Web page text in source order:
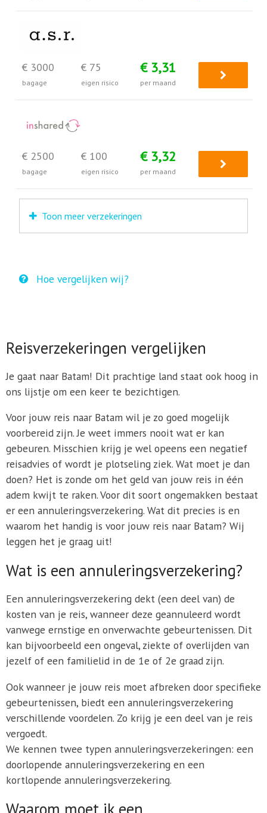
€ 3000
bagage
€ 75
eigen risico
€ 3,31
per maand
€ 2500
bagage
€ 100
eigen risico
€ 3,32
per maand
Toon meer verzekeringen
Hoe vergelijken wij?
Reisverzekeringen vergelijken
Je gaat naar Batam! Dit prachtige land staat ook hoog in
ons lijstje om een keer te bezichtigen.
Voor jouw reis naar Batam wil je zo goed mogelijk
voorbereid zijn. Je weet immers nooit wat er kan
gebeuren. Misschien krijg je wel opeens een negatief
reisadvies of wordt je plotseling ziek. Wat moet je dan
doen? Het is zonde om het geld van jouw reis in één
adem kwijt te raken. Voor dit soort ongemakken bestaat
er een annuleringsverzekering. Wat dit precies is en
waarom het handig is voor jouw reis naar Batam? Wij
leggen het je graag uit!
Wat is een annuleringsverzekering?
Een annuleringsverzekering dekt (een deel van) de
kosten van je reis, wanneer deze geannuleerd wordt
vanwege ernstige en onverwachte gebeurtenissen. Dit
kan bijvoorbeeld een ongeval, ziekte of overlijden van
jezelf of een familielid in de 1e of 2e graad zijn.
Ook wanneer je jouw reis moet afbreken door specifieke
gebeurtenissen, biedt een annuleringsverzekering
verschillende voordelen. Zo krijg je een deel van je reis
vergoedt.
We kennen twee typen annuleringsverzekeringen: een
doorlopende annuleringsverzekering en een
kortlopende annuleringsverzekering.
Waarom moet ik een